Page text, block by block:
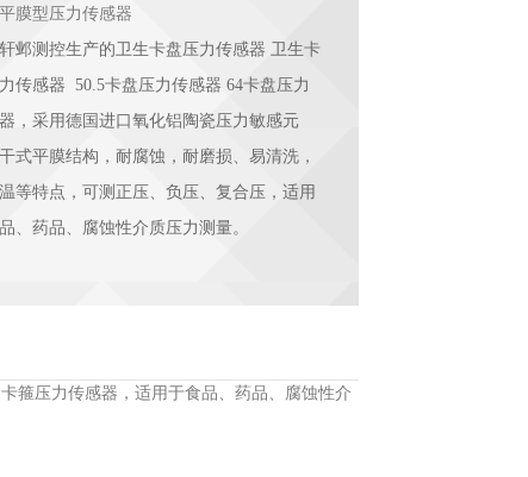
膜型压力传感器
邺测控生产的卫生卡盘压力传感器 卫生卡
传感器 50.5卡盘压力传感器 64卡盘压力
，采用德国进口氧化铝陶瓷压力敏感元
式平膜结构，耐腐蚀，耐磨损、易清洗，
等特点，可测正压、负压、复合压，适用
、药品、腐蚀性介质压力测量。
箍压力传感器，适用于食品、药品、腐蚀性介